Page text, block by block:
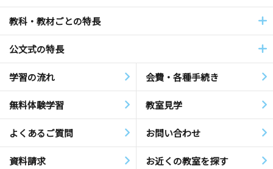
教科・教材ごとの特長
公文式の特長
学習の流れ 会費・各種手続き
無料体験学習 教室見学
よくあるご質問 お問い合わせ
資料請求 お近くの教室を探す